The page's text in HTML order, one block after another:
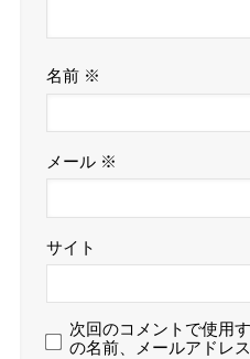
名前 ※
メール ※
サイト
次回のコメントで使用
の名前、メールアドレ